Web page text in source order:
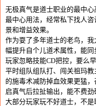
无极真气是道士职业的最中
最中心用法，经常私下找人
景和增益效果。
作为耍了多年道士的老鸟，
幅提升自个儿道术属性，能
玩家忽略技能CD把控，要么
平时组队组队打、闯关祖玛
的施毒术减防掉血效果更猛
启真气后拉扯输出，能不费劲
大部分玩家玩不好道士，不